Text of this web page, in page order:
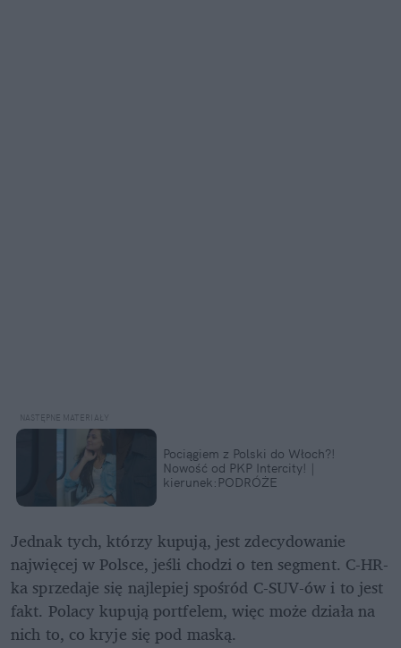
Pociągiem z Polski do Włoch?!
Nowość od PKP Intercity! |
kierunek:PODRÓŻE
Jednak tych, którzy kupują, jest zdecydowanie
najwięcej w Polsce, jeśli chodzi o ten segment. C-HR-
ka sprzedaje się najlepiej spośród C-SUV-ów i to jest
fakt. Polacy kupują portfelem, więc może działa na
nich to, co kryje się pod maską.